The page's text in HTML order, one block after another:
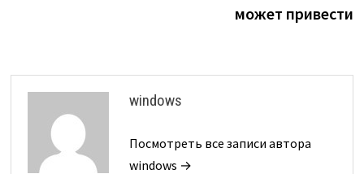
может привести
windows
Посмотреть все записи автора
windows →